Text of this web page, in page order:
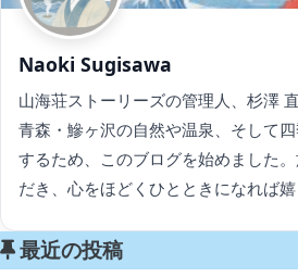
Naoki Sugisawa
山海荘ストーリーズの管理人、杉澤 直
青森・鰺ヶ沢の自然や温泉、そして
するため、このブログを始めました
だき、心をほどくひとときになれば嬉
最近の投稿